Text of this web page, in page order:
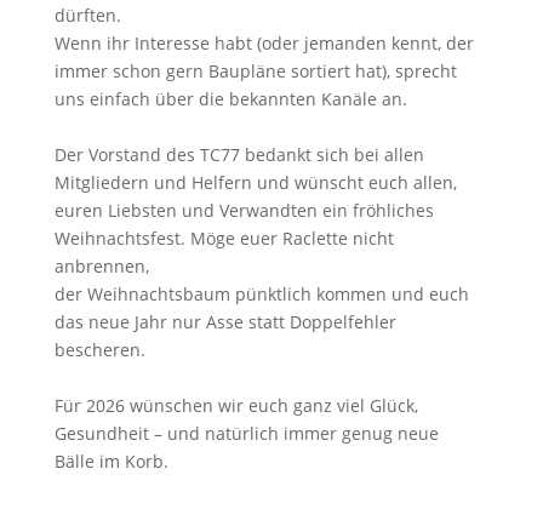
dürften.
Wenn ihr Interesse habt (oder jemanden kennt, der
immer schon gern Baupläne sortiert hat), sprecht
uns einfach über die bekannten Kanäle an.
Der Vorstand des TC77 bedankt sich bei allen
Mitgliedern und Helfern und wünscht euch allen,
euren Liebsten und Verwandten ein fröhliches
Weihnachtsfest. Möge euer Raclette nicht
anbrennen,
der Weihnachtsbaum pünktlich kommen und euch
das neue Jahr nur Asse statt Doppelfehler
bescheren.
Für 2026 wünschen wir euch ganz viel Glück,
Gesundheit – und natürlich immer genug neue
Bälle im Korb.